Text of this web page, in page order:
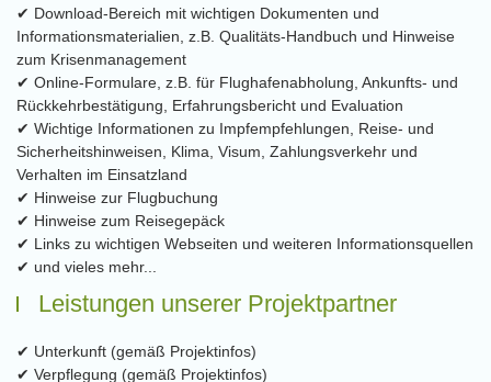
✔ Download-Bereich mit wichtigen Dokumenten und
Informationsmaterialien, z.B. Qualitäts-Handbuch und Hinweise
zum Krisenmanagement
✔ Online-Formulare, z.B. für Flughafenabholung, Ankunfts- und
Rückkehrbestätigung, Erfahrungsbericht und Evaluation
✔ Wichtige Informationen zu Impfempfehlungen, Reise- und
Sicherheitshinweisen, Klima, Visum, Zahlungsverkehr und
Verhalten im Einsatzland
✔ Hinweise zur Flugbuchung
✔ Hinweise zum Reisegepäck
✔ Links zu wichtigen Webseiten und weiteren Informationsquellen
✔ und vieles mehr...
Leistungen unserer Projektpartner
✔ Unterkunft (gemäß Projektinfos)
✔ Verpflegung (gemäß Projektinfos)